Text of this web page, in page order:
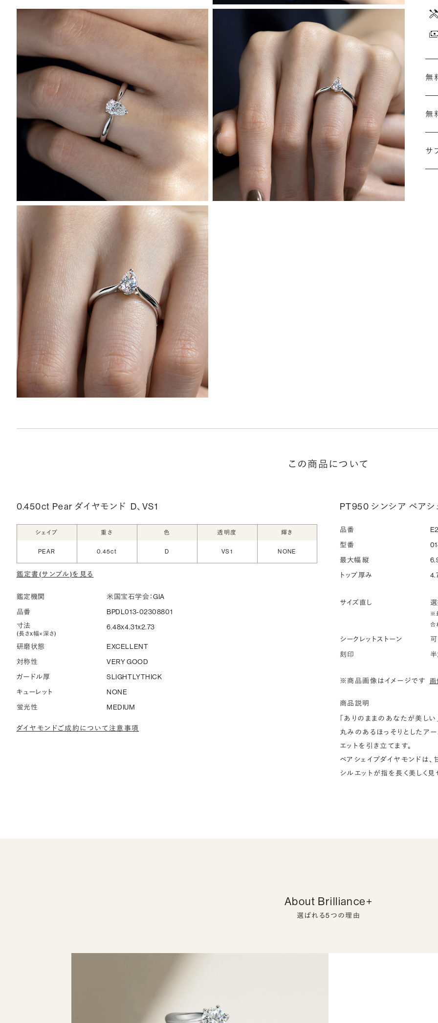
無
刻
こ
無
サ
この商品について
0.450ct Pear ダイヤモンド D、VS1
シェイプ 重さ 色 透明度 輝き
PEAR 0.45ct D VS1 NONE
鑑定書(サンプル)を見る
鑑定機関
米国宝石学会：GIA
品番
BPDL013-02308801
寸法
(長さx幅×深さ)
6.48x4.31x2.73
研磨状態
EXCELLENT
対称性
VERY GOOD
ガードル厚
SLIGHTLYTHICK
キューレット
NONE
蛍光性
MEDIUM
ダイヤモンドご成約について注意事項
PT950 シンシア ペアシ
品番
型番
最大幅 縦
トップ厚み
サイズ直し
※
合
シークレットストーン
可
刻印
※商品画像はイメージです
商品説明
「ありのままのあなたが美し
丸みのあるほっそりとしたア
エットを引き立てます。
ペアシェイプダイヤモンドは、
シルエットが指を長く美しく見
About Brilliance+
選ばれる5つの理由